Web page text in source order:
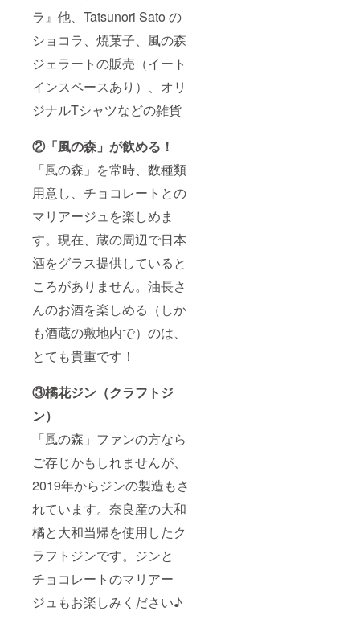
ラ』他、Tatsunori Sato の
ショコラ、焼菓子、風の森
ジェラートの販売（イート
インスペースあり）、オリ
ジナルTシャツなどの雑貨
②「風の森」が飲める！
「風の森」を常時、数種類
用意し、チョコレートとの
マリアージュを楽しめま
す。現在、蔵の周辺で日本
酒をグラス提供していると
ころがありません。油長さ
んのお酒を楽しめる（しか
も酒蔵の敷地内で）のは、
とても貴重です！
③橘花ジン（クラフトジ
ン）
「風の森」ファンの方なら
ご存じかもしれませんが、
2019年からジンの製造もさ
れています。奈良産の大和
橘と大和当帰を使用したク
ラフトジンです。ジンと
チョコレートのマリアー
ジュもお楽しみください♪